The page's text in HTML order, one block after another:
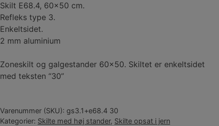
Skilt E68.4, 60×50 cm.
Refleks type 3.
Enkeltsidet.
2 mm aluminium
Zoneskilt og galgestander 60×50. Skiltet er enkeltsidet
med teksten “30”
Varenummer (SKU): gs3.1+e68.4 30
Kategorier: Skilte med høj stander, Skilte opsat i jern